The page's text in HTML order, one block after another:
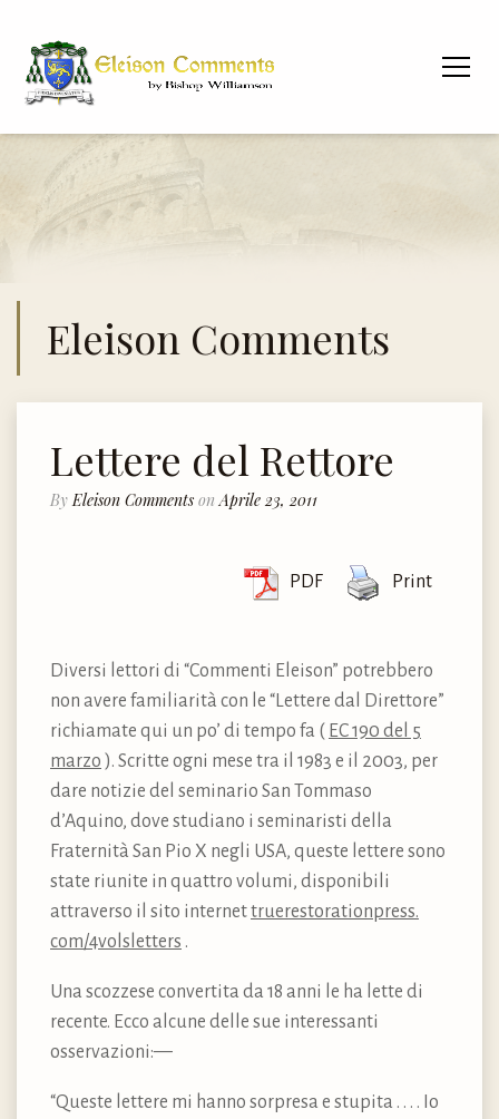
Eleison Comments
Lettere del Rettore
By Eleison Comments on Aprile 23, 2011
PDF Print
Diversi lettori di “Commenti Eleison” potrebbero
non avere familiarità con le “Lettere dal Direttore”
richiamate qui un po’ di tempo fa ( EC 190 del 5
marzo ). Scritte ogni mese tra il 1983 e il 2003, per
dare notizie del seminario San Tommaso
d’Aquino, dove studiano i seminaristi della
Fraternità San Pio X negli USA, queste lettere sono
state riunite in quattro volumi, disponibili
attraverso il sito internettruerestorationpress.​
com/​4volsletters .
Una scozzese convertita da 18 anni le ha lette di
recente. Ecco alcune delle sue interessanti
osservazioni:—
“Queste lettere mi hanno sorpresa e stupita . . . . Io